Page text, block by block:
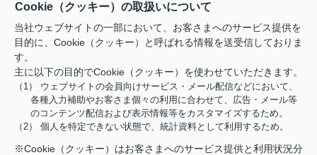
Cookie（クッキー）の取扱いについて
当社ウェブサイトの一部において、お客さまへのサービス提供を
目的に、Cookie（クッキー）と呼ばれる情報を送受信しておりま
す。
主に以下の目的でCookie（クッキー）を使わせていただきます。
（1） ウェブサイトの会員向けサービス・メール配信などにおいて、
各種入力補助やお客さま個々の利用に合わせて、広告・メール等
のコンテンツ配信および表示情報等をカスタマイズするため。
（2） 個人を特定できない状態で、統計資料として利用するため。
※Cookie（クッキー）はお客さまへのサービス提供と利用状況分